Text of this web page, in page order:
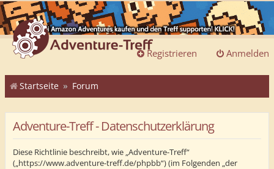
Anmelden
Registrieren
Startseite Forum
Adventure-Treff - Datenschutzerklärung
Diese Richtlinie beschreibt, wie „Adventure-Treff“
(„https://www.adventure-treff.de/phpbb“) (im Folgenden „der